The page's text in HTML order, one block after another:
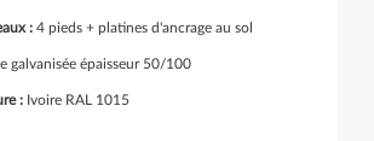
: 4 pieds + platines d'ancrage au sol
galvanisée épaisseur 50/100
: Ivoire RAL 1015